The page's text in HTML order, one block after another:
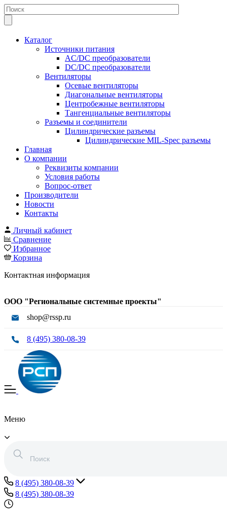
Каталог
Источники питания
AC/DC преобразователи
DC/DC преобразователи
Вентиляторы
Осевые вентиляторы
Диагональные вентиляторы
Центробежные вентиляторы
Тангенциальные вентиляторы
Разъемы и соединители
Цилиндрические разъемы
Цилиндрические MIL-Spec разъемы
Главная
О компании
Реквизиты компании
Условия работы
Вопрос-ответ
Производители
Новости
Контакты
Личный кабинет
Сравнение
Избранное
Корзина
Контактная информация
ООО "Региональные системные проекты"
shop@rssp.ru
8 (495) 380-08-39
Меню
8 (495) 380-08-39
8 (495) 380-08-39